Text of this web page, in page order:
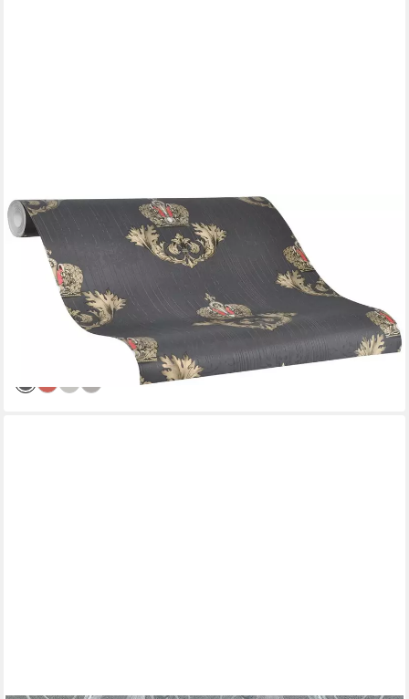
GLÖÖCKLER
Vliestapete, schimmernd, ornamental, Motiv, (1 St), moderne
Tapete für Wohnzimmer Schlafzimmer Küche
75,99 € UVP
(10,79 €/ 1 qm)
lieferbar - in 3-4 Werktagen bei dir